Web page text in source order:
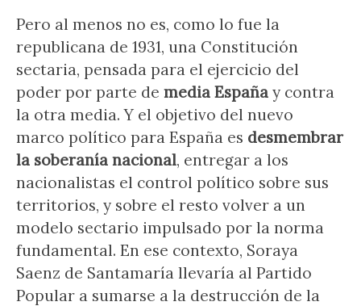
Pero al menos no es, como lo fue la
republicana de 1931, una Constitución
sectaria, pensada para el ejercicio del
poder por parte de media España y contra
la otra media. Y el objetivo del nuevo
marco político para España es desmembrar
la soberanía nacional, entregar a los
nacionalistas el control político sobre sus
territorios, y sobre el resto volver a un
modelo sectario impulsado por la norma
fundamental. En ese contexto, Soraya
Saenz de Santamaría llevaría al Partido
Popular a sumarse a la destrucción de la